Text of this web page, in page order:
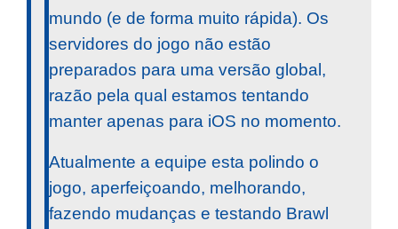
mundo (e de forma muito rápida). Os
servidores do jogo não estão
preparados para uma versão global,
razão pela qual estamos tentando
manter apenas para iOS no momento.
Atualmente a equipe esta polindo o
jogo, aperfeiçoando, melhorando,
fazendo mudanças e testando Brawl